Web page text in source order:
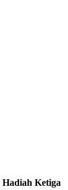
Hadiah Ketiga